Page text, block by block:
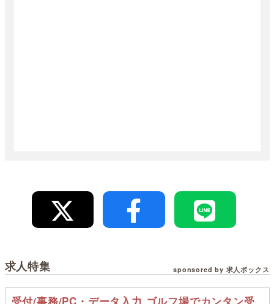
求人特集 sponsored by 求人ボックス
受付/事務/PC・データ入力 ゴルフ場でカンタン受